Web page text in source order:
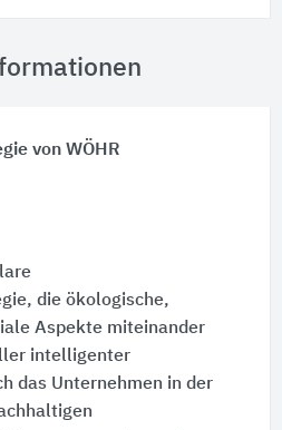
von WÖHR
die ökologische,
Aspekte miteinander
intelligenter
das Unternehmen in der